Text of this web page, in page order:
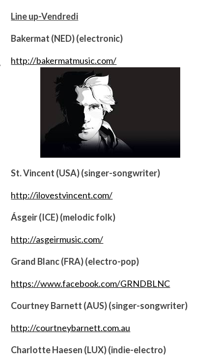
SOCIAUX
Line up-Vendredi
Bakermat (NED) (electronic)
http://bakermatmusic.com/
St. Vincent (USA) (singer-songwriter)
http://ilovestvincent.com/
Ásgeir (ICE) (melodic folk)
http://asgeirmusic.com/
Grand Blanc (FRA) (electro-pop)
https://www.facebook.com/GRNDBLNC
Courtney Barnett (AUS) (singer-songwriter)
http://courtneybarnett.com.au
Charlotte Haesen (LUX) (indie-electro)